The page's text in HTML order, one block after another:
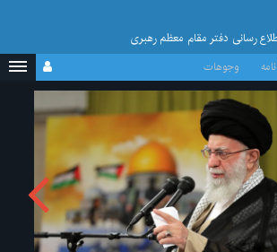
رسانی دفتر مقام معظم رهبری
وجوهات